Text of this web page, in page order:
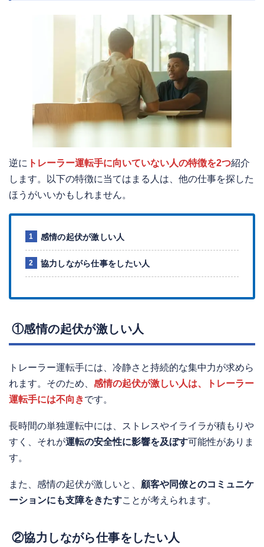
逆に トレーラー運転手に向いていない人の特徴を2つ紹介
します。以下の特徴に当てはまる人は、他の仕事を探した
ほうがいいかもしれません。
感情の起伏が激しい人
協力しながら仕事をしたい人
①感情の起伏が激しい人
トレーラー運転手には、冷静さと持続的な集中力が求めら
れます。そのため、 感情の起伏が激しい人は、トレーラー
運転手には不向きです。
長時間の単独運転中には、ストレスやイライラが積もりや
すく、それが運転の安全性に影響を及ぼす可能性がありま
す。
また、感情の起伏が激しいと、 顧客や同僚とのコミュニケ
ーションにも支障をきたすことが考えられます。
②協力しながら仕事をしたい人